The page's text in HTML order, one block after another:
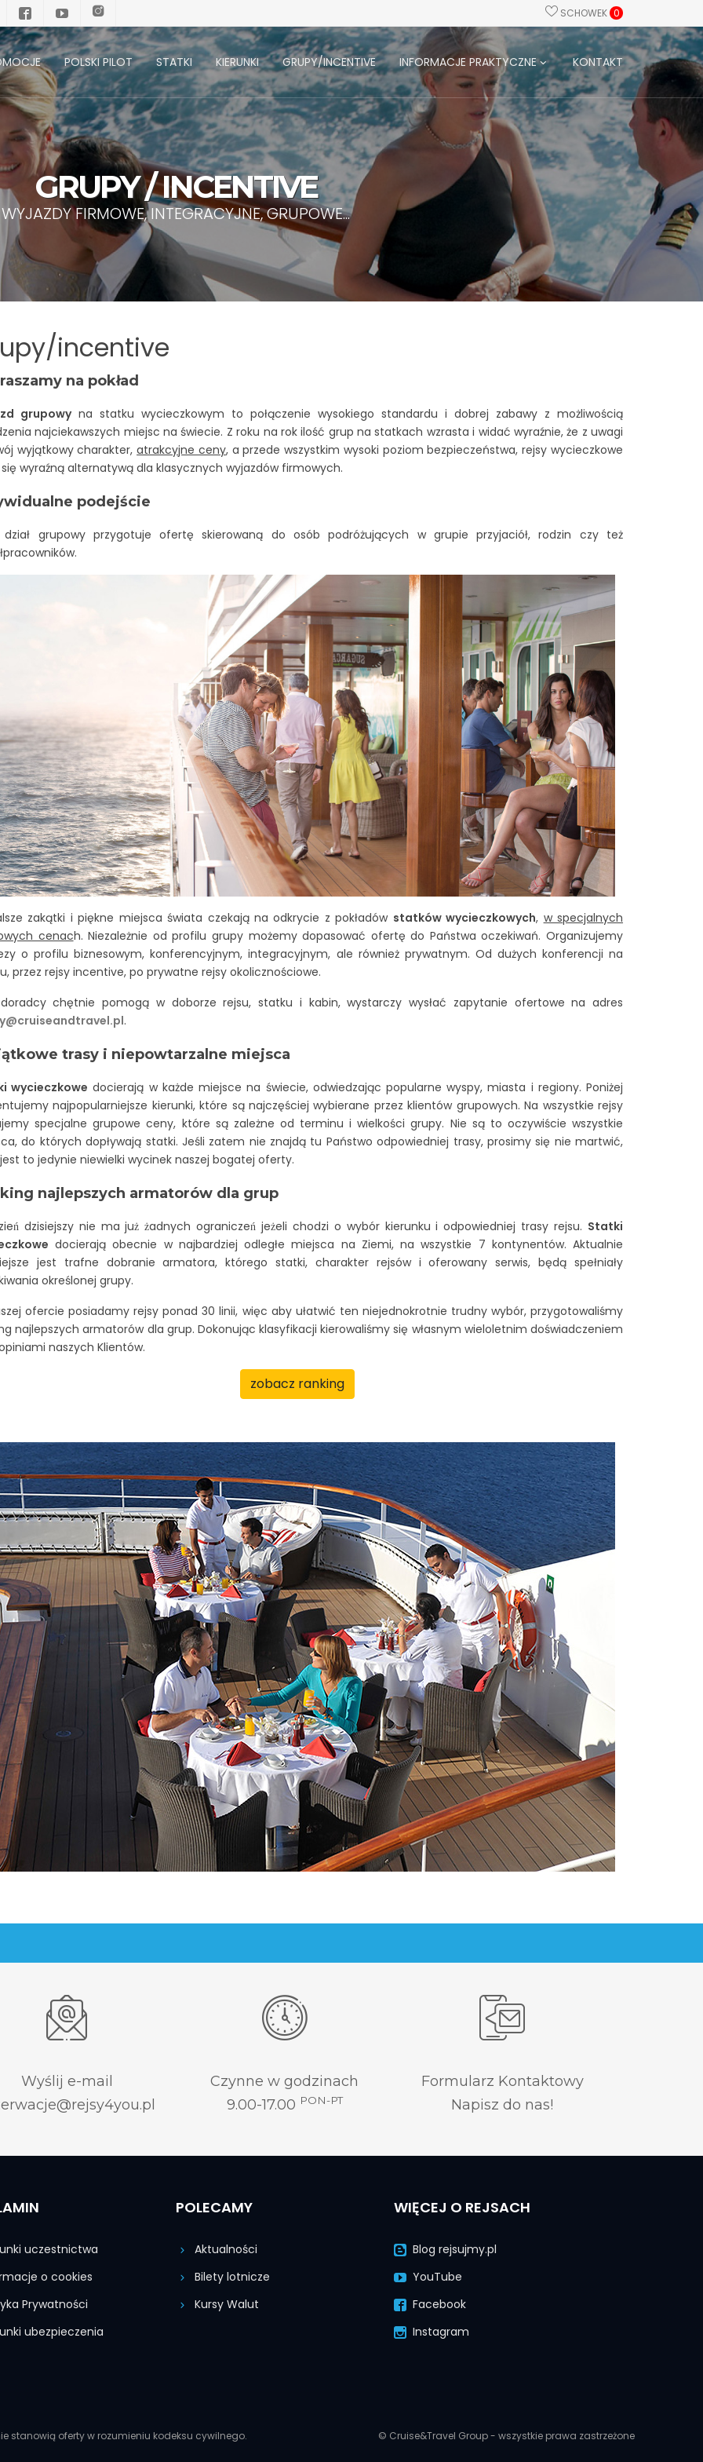
SCHOWEK 0
POLSKI PILOT STATKI KIERUNKI GRUPY/INCENTIVE INFORMACJE PRAKTYCZNE KONTAKT
GRUPY / INCENTIVE
WYJAZDY FIRMOWE, INTEGRACYJNE, GRUPOWE...
incentive
na pokład
grupowyna statku wycieczkowym to połączenie wysokiego standardu i dobrej zabawy z możliwością
najciekawszych miejsc na świecie. Z roku na rok ilość grup na statkach wzrasta i widać wyraźnie, że z uwagi
wyjątkowy charakter,atrakcyjne ceny, a przede wszystkim wysoki poziom bezpieczeństwa, rejsy wycieczkowe
się wyraźną alternatywą dla klasycznych wyjazdów firmowych.
podejście
dział grupowy przygotuje ofertę skierowaną do osób podróżujących w grupie przyjaciół, rodzin czy też
zakątki i piękne miejsca świata czekają na odkrycie z pokładów statków wycieczkowych, w specjalnych
cenach. Niezależnie od profilu grupy możemy dopasować ofertę do Państwa oczekiwań. Organizujemy
o profilu biznesowym, konferencyjnym, integracyjnym, ale również prywatnym. Od dużych konferencji na
przez rejsy incentive, po prywatne rejsy okolicznościowe.
chętnie pomogą w doborze rejsu, statku i kabin, wystarczy wysłać zapytanie ofertowe na adres
.
trasy i niepowtarzalne miejsca
wycieczkowe docierają w każde miejsce na świecie, odwiedzając popularne wyspy, miasta i regiony. Poniżej
najpopularniejsze kierunki, które są najczęściej wybierane przez klientów grupowych. Na wszystkie rejsy
specjalne grupowe ceny, które są zależne od terminu i wielkości grupy. Nie są to oczywiście wszystkie
do których dopływają statki. Jeśli zatem nie znajdą tu Państwo odpowiedniej trasy, prosimy się nie martwić,
to jedynie niewielki wycinek naszej bogatej oferty.
najlepszych armatorów dla grup
dzisiejszy nie ma już żadnych ograniczeń jeżeli chodzi o wybór kierunku i odpowiedniej trasy rejsu. Statki
docierają obecnie w najbardziej odległe miejsca na Ziemi, na wszystkie 7 kontynentów. Aktualnie
jest trafne dobranie armatora, którego statki, charakter rejsów i oferowany serwis, będą spełniały
określonej grupy.
ofercie posiadamy rejsy ponad 30 linii, więc aby ułatwić ten niejednokrotnie trudny wybór, przygotowaliśmy
najlepszych armatorów dla grup. Dokonując klasyfikacji kierowaliśmy się własnym wieloletnim doświadczeniem
naszych Klientów.
zobacz ranking
Wyślij e-mail
Czynne w godzinach
9.00-17.00 PON-PT
Formularz Kontaktowy
Napisz do nas!
uczestnictwa
o cookies
Prywatności
ubezpieczenia
POLECAMY
Aktualności
Bilety lotnicze
Kursy Walut
WIĘCEJ O REJSACH
Blog rejsujmy.pl
YouTube
Facebook
Instagram
stanowią oferty w rozumieniu kodeksu cywilnego. © Cruise&Travel Group - wszystkie prawa zastrzeżone